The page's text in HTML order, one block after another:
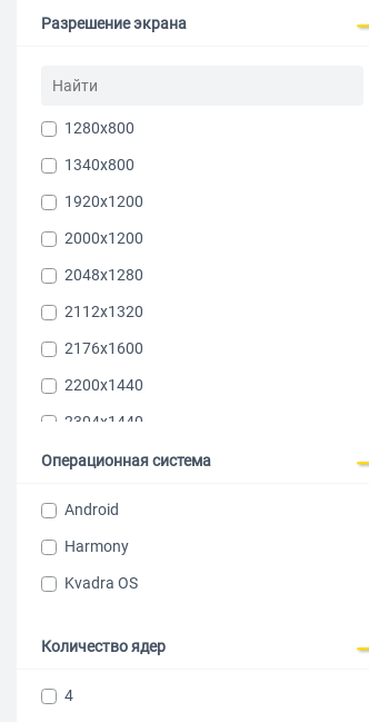
Разрешение экрана
1280x800
1340x800
1920х1200
2000x1200
2048x1280
2112x1320
2176x1600
2200х1440
2304x1440
2456x1600
2880x1840
Операционная система
Android
Harmony
Kvadra OS
Количество ядер
4